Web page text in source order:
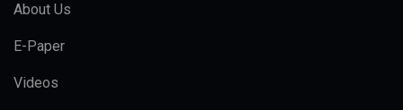
About Us
E-Paper
Videos